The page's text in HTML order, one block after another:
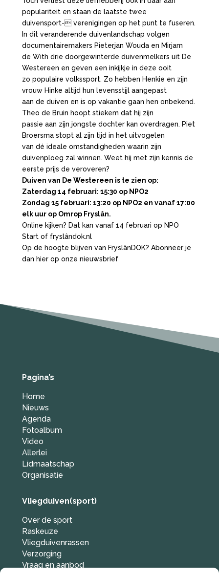
populariteit en staan de laatste twee
duivensport- verenigingen op het punt te fuseren.
In dit veranderende duivenlandschap volgen
documentairemakers Pieterjan Wouda en Mirjam
de With drie doorgewinterde duivenmelkers uit De
Westereen en geven een inkijkje in deze ooit
zo populaire volkssport. Zo hebben Henkie en zijn
vrouw Hinke altijd hun levensstijl aangepast
aan de duiven en is op vakantie gaan hen onbekend.
Theo de Bruin hoopt stiekem dat hij zijn
passie aan zijn jongste dochter kan overdragen. Piet
Broersma stopt al zijn tijd in het uitvogelen
van dé ideale omstandigheden waarin zijn
duivenploeg zal winnen. Weet hij met zijn kennis de
eerste prijs de veroveren?
Duiven van De Westereen is te zien op:
Zaterdag 14 februari: 15:30 op NPO2
Zondag 15 februari: 13:20 op NPO2 en vanaf 17:00
elk uur op Omrop Fryslân.
Online kijken? Dat kan vanaf 14 februari op NPO
Start of fryslândok.nl
Op de hoogte blijven van FryslânDOK? Abonneer je
dan hier op onze nieuwsbrief
Pagina’s
Home
Nieuws
Agenda
Fotoalbum
Video
Allerlei
Lidmaatschap
Organisatie
Vliegduiven(sport)
Over de sport
Raskeuze
Vliegduivenrassen
Verzorging
Vraag en aanbod